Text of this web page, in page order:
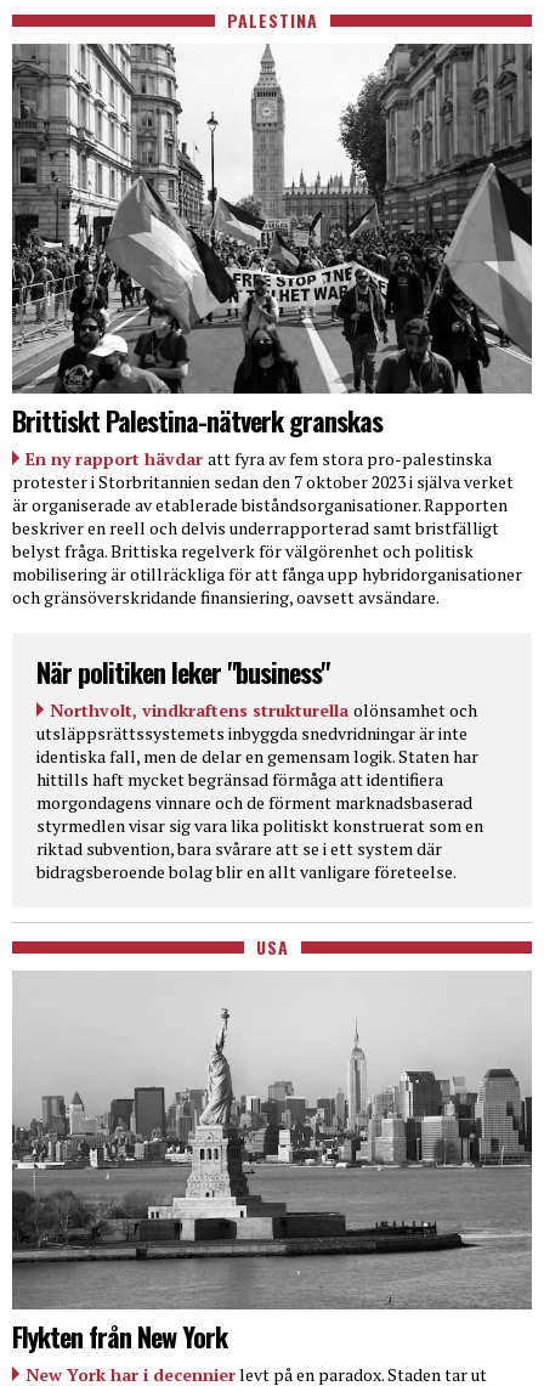
PALESTINA
Brittiskt Palestina-nätverk granskas
En ny rapport hävdar att fyra av fem stora pro-palestinska
protester i Storbritannien sedan den 7 oktober 2023 i själva verket
är organiserade av etablerade biståndsorganisationer. Rapporten
beskriver en reell och delvis underrapporterad samt bristfälligt
belyst fråga. Brittiska regelverk för välgörenhet och politisk
mobilisering är otillräckliga för att fånga upp hybridorganisationer
och gränsöverskridande finansiering, oavsett avsändare.
När politiken leker "business"
Northvolt, vindkraftens strukturella olönsamhet och
utsläppsrättssystemets inbyggda snedvridningar är inte
identiska fall, men de delar en gemensam logik. Staten har
hittills haft mycket begränsad förmåga att identifiera
morgondagens vinnare och de förment marknadsbaserad
styrmedlen visar sig vara lika politiskt konstruerat som en
riktad subvention, bara svårare att se i ett system där
bidragsberoende bolag blir en allt vanligare företeelse.
USA
Flykten från New York
New York har i decennierlevt på en paradox. Staden tar ut